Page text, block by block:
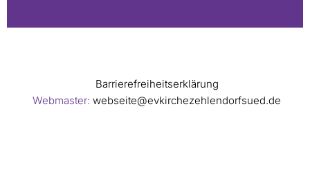
Barrierefreiheitserklärung
Webmaster: webseite@evkirchezehlendorfsued.de